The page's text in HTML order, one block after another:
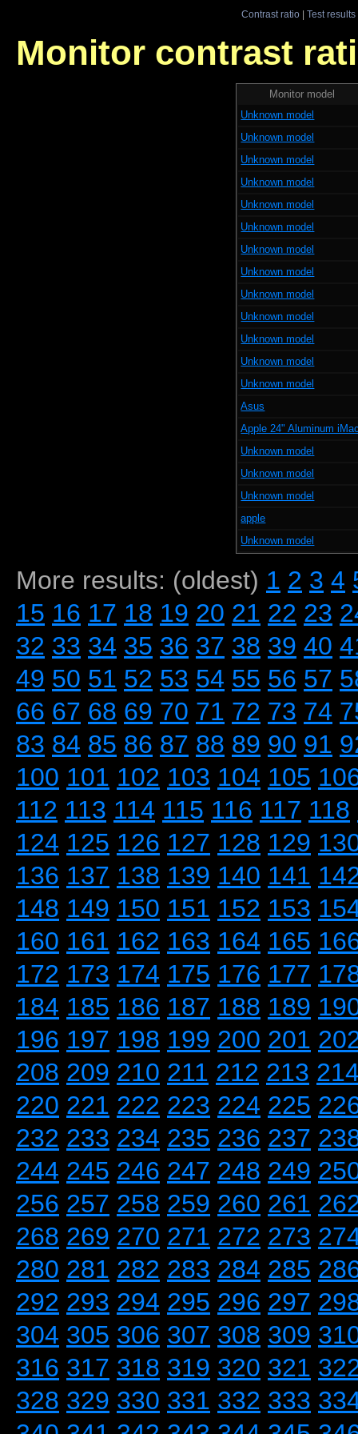
Contrast ratio| Test results
Monitor contrast
Monitor model
Unknown model
Unknown model
Unknown model
Unknown model
Unknown model
Unknown model
Unknown model
Unknown model
Unknown model
Unknown model
Unknown model
Unknown model
Unknown model
Asus
Apple 24" Aluminum
Unknown model
Unknown model
Unknown model
apple
Unknown model
More results: (oldest) 1 2 3 4
15 16 17 18 19 20 21 22 23
32 33 34 35 36 37 38 39 40
49 50 51 52 53 54 55 56 57
66 67 68 69 70 71 72 73 74
83 84 85 86 87 88 89 90 91
100 101 102 103 104 105
112 113 114 115 116 117 118
124 125 126 127 128 129
136 137 138 139 140 141
148 149 150 151 152 153
160 161 162 163 164 165
172 173 174 175 176 177
184 185 186 187 188 189
196 197 198 199 200 201
208 209 210 211 212 213
220 221 222 223 224 225
232 233 234 235 236 237
244 245 246 247 248 249
256 257 258 259 260 261
268 269 270 271 272 273
280 281 282 283 284 285
292 293 294 295 296 297
304 305 306 307 308 309
316 317 318 319 320 321
328 329 330 331 332 333